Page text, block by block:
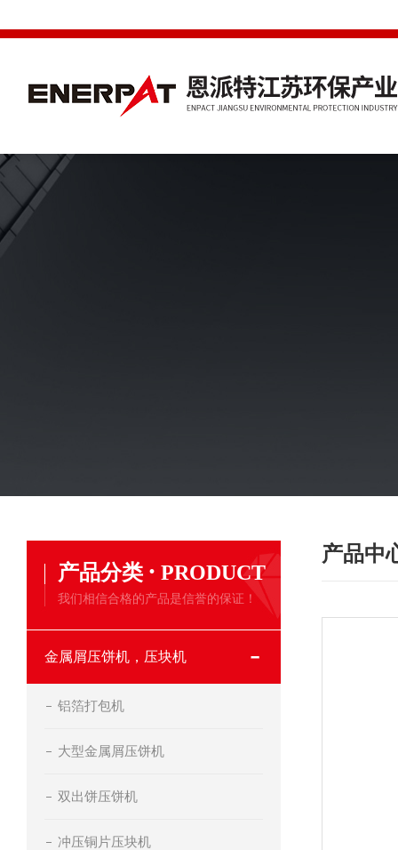
产品分类 · PRODUCT
我们相信合格的产品是信誉的保证！
金属屑压饼机，压块机
铝箔打包机
大型金属屑压饼机
双出饼压饼机
冲压铜片压块机
产品中